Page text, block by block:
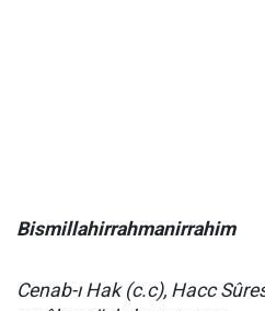
Bismillahirrahmanirrahim
Cenab-ı Hak (c.c), Hacc